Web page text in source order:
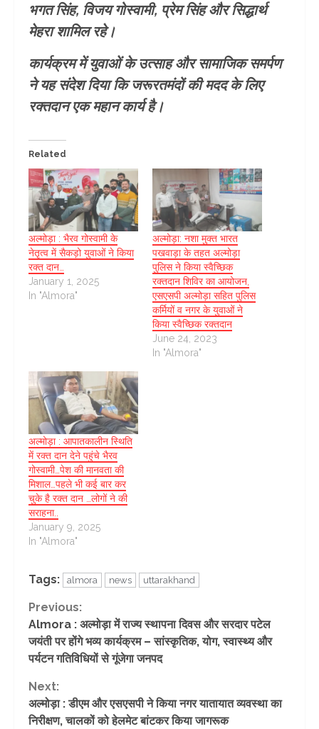
भगत सिंह, विजय गोस्वामी, प्रेम सिंह और सिद्धार्थ
मेहरा शामिल रहे।
कार्यक्रम में युवाओं के उत्साह और सामाजिक समर्पण
ने यह संदेश दिया कि जरूरतमंदों की मदद के लिए
रक्तदान एक महान कार्य है।
Related
अल्मोड़ा : भैरव गोस्वामी के
नेतृत्व में सैकड़ो युवाओं ने किया
रक्त दान…
January 1, 2025
In "Almora"
अल्मोड़ा: नशा मुक्त भारत
पखवाड़ा के तहत अल्मोड़ा
पुलिस ने किया स्वैच्छिक
रक्तदान शिविर का आयोजन,
एसएसपी अल्मोड़ा सहित पुलिस
कर्मियों व नगर के युवाओं ने
किया स्वैच्छिक रक्तदान
June 24, 2023
In "Almora"
अल्मोड़ा : आपातकालीन स्थिति
में रक्त दान देने पहुंचे भैरव
गोस्वामी…पेश की मानवता की
मिशाल…पहले भी कई बार कर
चुके है रक्त दान …लोगों ने की
सराहना..
January 9, 2025
In "Almora"
Tags: almora news uttarakhand
Continue
Reading
Previous:
Almora : अल्मोड़ा में राज्य स्थापना दिवस और सरदार पटेल
जयंती पर होंगे भव्य कार्यक्रम – सांस्कृतिक, योग, स्वास्थ्य और
पर्यटन गतिविधियों से गूंजेगा जनपद
Next:
अल्मोड़ा : डीएम और एसएसपी ने किया नगर यातायात व्यवस्था का
निरीक्षण, चालकों को हेलमेट बांटकर किया जागरूक